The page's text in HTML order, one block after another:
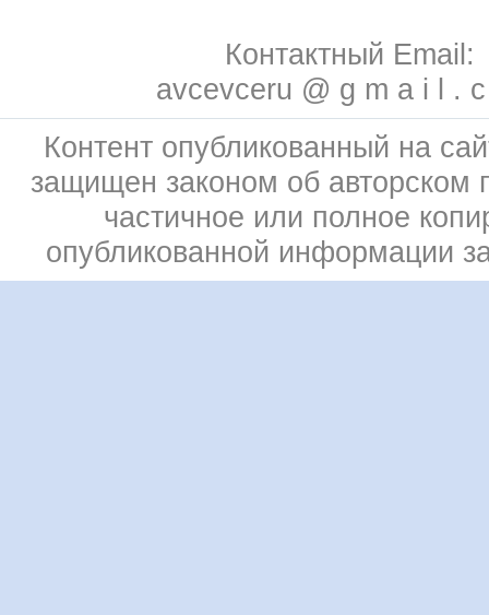
Контактный Email:
avcevceru @ g m a i l .
Контент опубликованный на
защищен законом об авторском
частичное или полное
опубликованной информации